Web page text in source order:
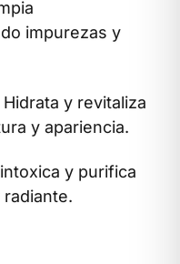
impurezas y
Hidrata y revitaliza
y apariencia.
y purifica
radiante.